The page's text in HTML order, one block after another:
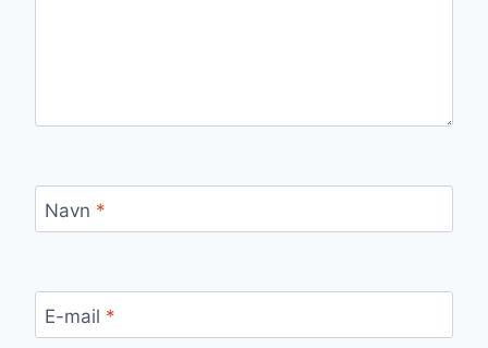
Navn *
E-mail *